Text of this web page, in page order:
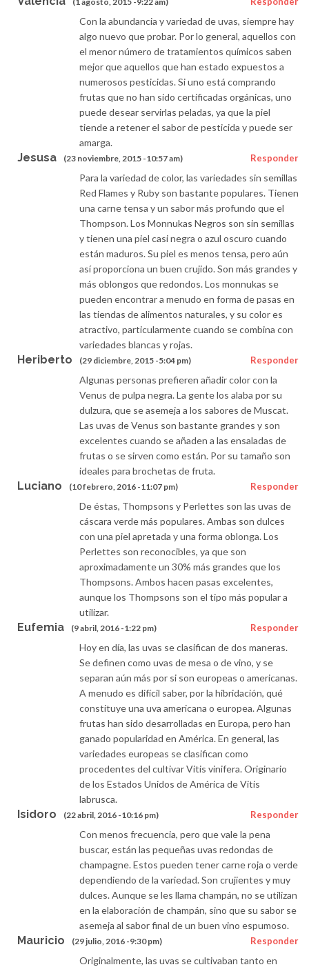
Con la abundancia y variedad de uvas, siempre hay
algo nuevo que probar. Por lo general, aquellos con
el menor número de tratamientos químicos saben
mejor que aquellos que han estado expuestos a
numerosos pesticidas. Si uno está comprando
frutas que no han sido certificadas orgánicas, uno
puede desear servirlas peladas, ya que la piel
tiende a retener el sabor de pesticida y puede ser
amarga.
Jesusa (23 noviembre, 2015 -10:57 am) Responder
Para la variedad de color, las variedades sin semillas
Red Flames y Ruby son bastante populares. Tienen
una carne tensa y un sabor más profundo que el
Thompson. Los Monnukas Negros son sin semillas
y tienen una piel casi negra o azul oscuro cuando
están maduros. Su piel es menos tensa, pero aún
así proporciona un buen crujido. Son más grandes y
más oblongos que redondos. Los monnukas se
pueden encontrar a menudo en forma de pasas en
las tiendas de alimentos naturales, y su color es
atractivo, particularmente cuando se combina con
variedades blancas y rojas.
Heriberto (29 diciembre, 2015 -5:04 pm) Responder
Algunas personas prefieren añadir color con la
Venus de pulpa negra. La gente los alaba por su
dulzura, que se asemeja a los sabores de Muscat.
Las uvas de Venus son bastante grandes y son
excelentes cuando se añaden a las ensaladas de
frutas o se sirven como están. Por su tamaño son
ideales para brochetas de fruta.
Luciano (10 febrero, 2016 -11:07 pm) Responder
De éstas, Thompsons y Perlettes son las uvas de
cáscara verde más populares. Ambas son dulces
con una piel apretada y una forma oblonga. Los
Perlettes son reconocibles, ya que son
aproximadamente un 30% más grandes que los
Thompsons. Ambos hacen pasas excelentes,
aunque los Thompsons son el tipo más popular a
utilizar.
Eufemia (9 abril, 2016 -1:22 pm) Responder
Hoy en día, las uvas se clasifican de dos maneras.
Se definen como uvas de mesa o de vino, y se
separan aún más por si son europeas o americanas.
A menudo es difícil saber, por la hibridación, qué
constituye una uva americana o europea. Algunas
frutas han sido desarrolladas en Europa, pero han
ganado popularidad en América. En general, las
variedades europeas se clasifican como
procedentes del cultivar Vitis vinifera. Originario
de los Estados Unidos de América de Vitis
labrusca.
Isidoro (22 abril, 2016 -10:16 pm) Responder
Con menos frecuencia, pero que vale la pena
buscar, están las pequeñas uvas redondas de
champagne. Estos pueden tener carne roja o verde
dependiendo de la variedad. Son crujientes y muy
dulces. Aunque se les llama champán, no se utilizan
en la elaboración de champán, sino que su sabor se
asemeja al sabor final de un buen vino espumoso.
Mauricio (29 julio, 2016 -9:30 pm) Responder
Originalmente, las uvas se cultivaban tanto en